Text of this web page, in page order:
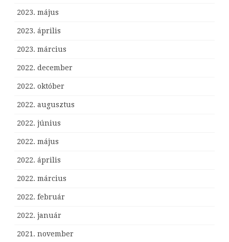
2023. május
2023. április
2023. március
2022. december
2022. október
2022. augusztus
2022. június
2022. május
2022. április
2022. március
2022. február
2022. január
2021. november